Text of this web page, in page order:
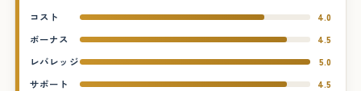
コスト
4.0
ボーナス
4.5
レバレッジ
5.0
サポート
4.5